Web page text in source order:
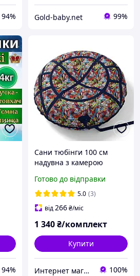
94% Gold-baby.net 99%
94%
Сани тюбінги 100 см
надувна з камерою
ватрушка.санки снігу сані
крижанка гірок комплект
ватрушка ледянка
понччік
Готово до відправки
5.0 (3)
від266₴/міс
1 340₴/комплект
Купити
Интернет магазин Extrime.as 100%